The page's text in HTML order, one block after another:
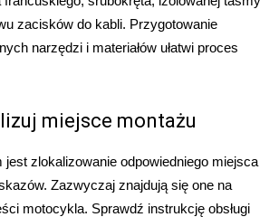
zacisków do kabli. Przygotowanie
narzędzi i materiałów ułatwi proces
miejsce montażu
zlokalizowanie odpowiedniego miejsca
Zazwyczaj znajdują się one na
motocykla. Sprawdź instrukcję obsługi